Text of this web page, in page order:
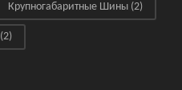
Крупногабаритные Шины (2)
(2)